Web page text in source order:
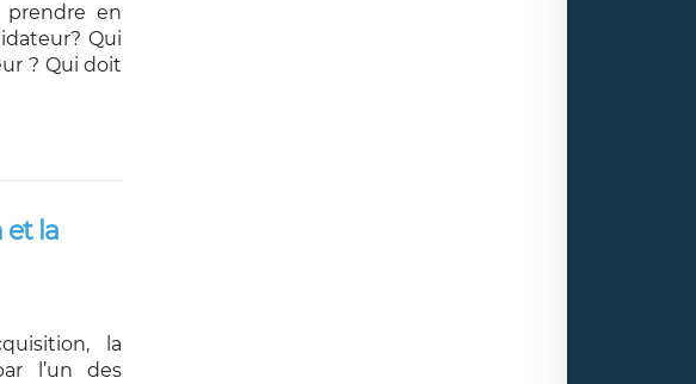
prendre en
Qui
? Qui doit
et la
la
l’un des